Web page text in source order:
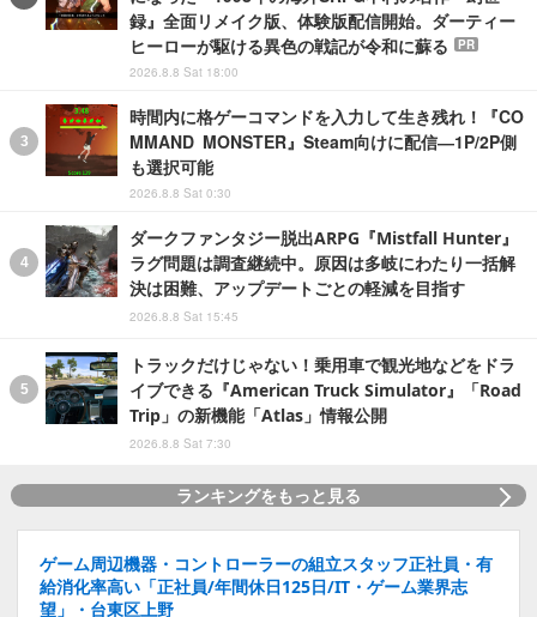
録』全面リメイク版、体験版配信開始。ダーティー
ヒーローが駆ける異色の戦記が令和に蘇る
PR
2026.8.8 Sat 18:00
時間内に格ゲーコマンドを入力して生き残れ！『CO
MMAND MONSTER』Steam向けに配信―1P/2P側
も選択可能
2026.8.8 Sat 0:30
ダークファンタジー脱出ARPG『Mistfall Hunter』
ラグ問題は調査継続中。原因は多岐にわたり一括解
決は困難、アップデートごとの軽減を目指す
2026.8.8 Sat 15:45
トラックだけじゃない！乗用車で観光地などをドラ
イブできる『American Truck Simulator』「Road
Trip」の新機能「Atlas」情報公開
2026.8.8 Sat 7:30
ランキングをもっと見る
ゲーム周辺機器・コントローラーの組立スタッフ正社員・有
給消化率高い「正社員/年間休日125日/IT・ゲーム業界志
望」・台東区上野